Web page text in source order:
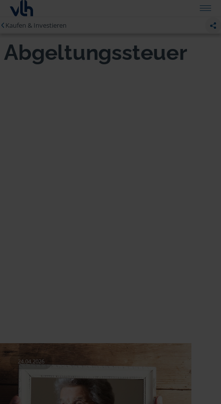
Kaufen & Investieren
Abgeltungssteuer
24.04.2026